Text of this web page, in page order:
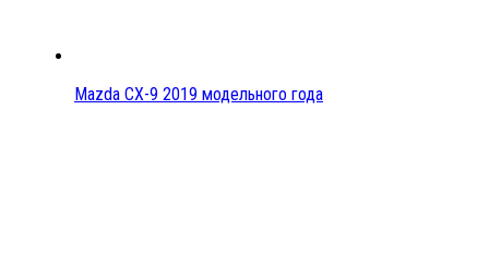
Mazda CX-9 2019 модельного года